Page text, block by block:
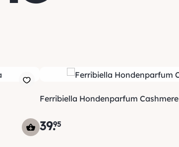
Ferribiella Hondenparfum Cashmere
39.95